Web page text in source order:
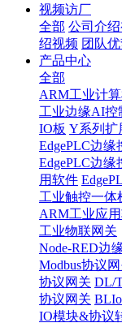
视频访厂
全部 公司介
绍视频 团队
产品中心
全部
ARM工业计
工业边缘AI控
IO板 Y系列扩
EdgePLC边缘
EdgePLC边缘
用软件
工业触控一体
ARM工业应
工业物联网关
Node-RED边
Modbus协议
协议网关 DL/
协议网关
IO模块&协议